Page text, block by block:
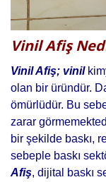
Vinil Afiş
Vinil Afiş; vinil
olan bir üründür.
ömürlüdür. Bu
zarar
bir şekilde baskı,
sebeple baskı
Afiş, dijital baskı